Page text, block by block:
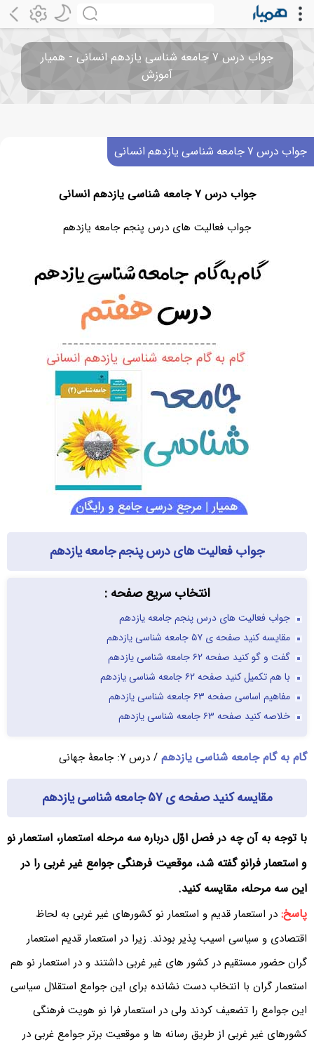
جواب درس ۷ جامعه شناسی یازدهم انسانی - همیار
آموزش
جواب درس ۷ جامعه شناسی یازدهم انسانی
جواب درس ۷ جامعه شناسی یازدهم انسانی
جواب فعالیت های درس پنجم جامعه یازدهم
جواب فعالیت های درس پنجم جامعه یازدهم
انتخاب سریع صفحه :
جواب فعالیت های درس پنجم جامعه یازدهم
مقایسه کنید صفحه ی ۵۷ جامعه شناسی یازدهم
گفت و گو کنید صفحه ۶۲ جامعه شناسی یازدهم
با هم تکمیل کنید صفحه ۶۲ جامعه شناسی یازدهم
مفاهیم اساسی صفحه ۶۳ جامعه شناسی یازدهم
خلاصه کنید صفحه ۶۳ جامعه شناسی یازدهم
گام به گام جامعه شناسی یازدهم / درس ۷: جامعۀ جهانی
مقایسه کنید صفحه ی ۵۷ جامعه شناسی یازدهم
با توجه به آن چه در فصل اوّل درباره سه مرحله استعمار، استعمار نو
و استعمار فرانو گفته شد، موقعیت فرهنگی جوامع غیر غربی را در
این سه مرحله، مقایسه کنید.
پاسخ: در استعمار قدیم و استعمار نو کشورهای غیر غربی به لحاظ
اقتصادی و سیاسی اسیب پذیر بودند. زیرا در استعمار قدیم استعمار
گران حضور مستقیم در کشور های غیر غربی داشتند و در استعمار نو هم
استعمار گران با انتخاب دست نشانده برای این جوامع استقلال سیاسی
این جوامع را تضعیف کردند ولی در استعمار فرا نو هویت فرهنگی
کشورهای غیر غربی از طریق رسانه ها و موقعیت برتر جوامع غربی در